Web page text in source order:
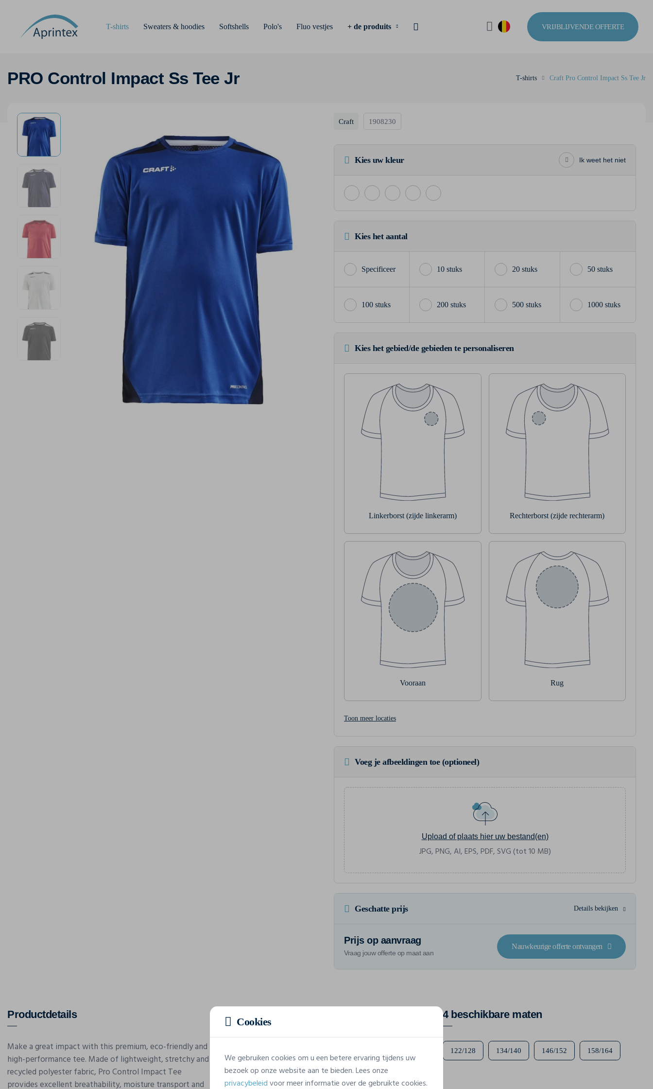
T-shirts Sweaters & hoodies Softshells Polo's Fluo vestjes + de produits VRIJBLIJVENDE OFFERTE
PRO Control Impact Ss Tee Jr T-shirts Craft Pro Control Impact Ss Tee Jr
Craft 1908230
Kies uw kleur Ik weet het niet
Kies het aantal
10 stuks 20 stuks 50 stuks
100 stuks 200 stuks 500 stuks 1000 stuks
Kies het gebied/de gebieden te personaliseren
Linkerborst (zijde linkerarm) Rechterborst (zijde rechterarm)
Vooraan Rug
Toon meer locaties
Voeg je afbeeldingen toe (optioneel)
Upload of plaats hier uw bestand(en)
JPG, PNG, AI, EPS, PDF, SVG (tot 10 MB)
Geschatte prijs Details bekijken
Prijs op aanvraag
Vraag jouw offerte op maat aan
Nauwkeurige offerte ontvangen
Productdetails
Make a great impact with this premium, eco-friendly and
high-performance tee. Made of lightweight, stretchy and
recycled polyester fabric, Pro Control Impact Tee
provides excellent breathability, moisture transport and
Eigenschappen
Referentie
4 beschikbare maten
122/128 134/140 146/152 158/164
Cookies
We gebruiken cookies om u een betere ervaring tijdens uw
bezoek op onze website aan te bieden. Lees onze
privacybeleidvoor meer informatie over de gebruikte cookies.